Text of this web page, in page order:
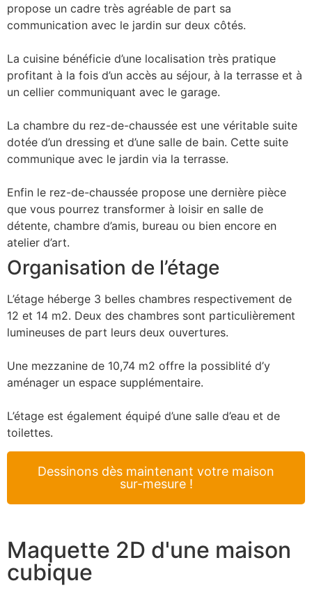
propose un cadre très agréable de part sa
communication avec le jardin sur deux côtés.
La cuisine bénéficie d’une localisation très pratique
profitant à la fois d’un accès au séjour, à la terrasse et à
un cellier communiquant avec le garage.
La chambre du rez-de-chaussée est une véritable suite
dotée d’un dressing et d’une salle de bain. Cette suite
communique avec le jardin via la terrasse.
Enfin le rez-de-chaussée propose une dernière pièce
que vous pourrez transformer à loisir en salle de
détente, chambre d’amis, bureau ou bien encore en
atelier d’art.
Organisation de l’étage
L’étage héberge 3 belles chambres respectivement de
12 et 14 m2. Deux des chambres sont particulièrement
lumineuses de part leurs deux ouvertures.
Une mezzanine de 10,74 m2 offre la possiblité d’y
aménager un espace supplémentaire.
L’étage est également équipé d’une salle d’eau et de
toilettes.
Dessinons dès maintenant votre maison
sur-mesure !
Maquette 2D d'une maison
cubique